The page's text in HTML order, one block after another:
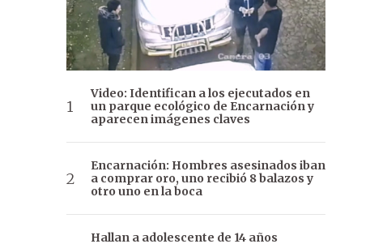
Video: Identifican a los ejecutados en
un parque ecológico de Encarnación y
aparecen imágenes claves
Encarnación: Hombres asesinados iban
a comprar oro, uno recibió 8 balazos y
otro uno en la boca
Hallan a adolescente de 14 años